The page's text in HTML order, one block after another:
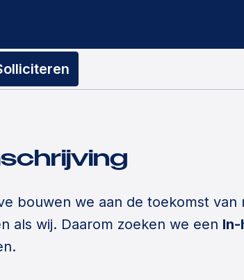
bouwen we aan de toekomst
als wij. Daarom zoeken we een In-